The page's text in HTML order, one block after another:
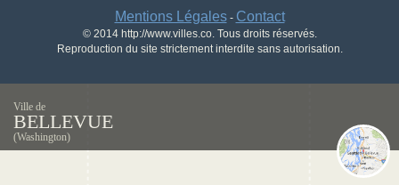
Mentions Légales- Contact
© 2014 http://www.villes.co. Tous droits réservés.
Reproduction du site strictement interdite sans autorisation.
Ville de
BELLEVUE
(Washington)